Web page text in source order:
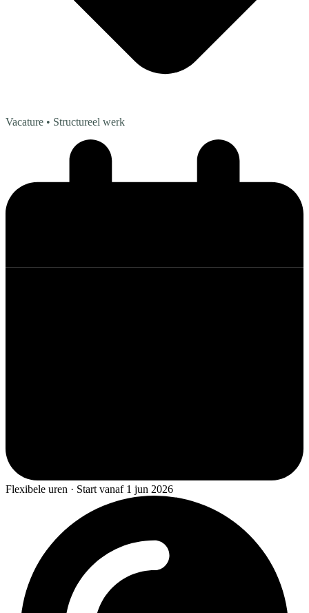
Vacature • Structureel werk
Flexibele uren · Start vanaf 1 jun 2026